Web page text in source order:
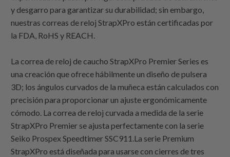
y desgarro para garantizar su durabilidad; sin embargo,
nuestras correas de reloj StrapXPro están certificadas por
la FDA, RoHS y REACH.
La correa de reloj de caucho StrapXPro Premier Series es
una creación que ofrece hábilmente un diseño de pulsera
3D; los ángulos curvados de la muñeca están calculados con
precisión para proporcionar un ajuste ergonómicamente
cómodo. La correa de reloj curvada a medida de la serie
StrapXPro Premier se ajusta perfectamente con la serie
Seiko Prospex Speedtimer SSC911.La serie Premium
StrapXPro está diseñada para usarse con cierres de tres